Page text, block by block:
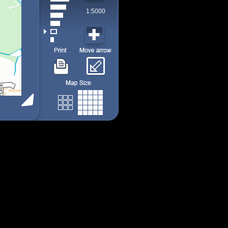
1:5000